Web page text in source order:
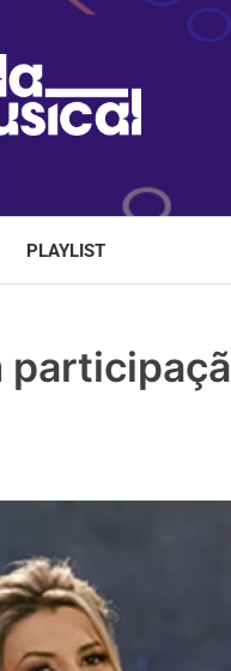
PLAYLIST